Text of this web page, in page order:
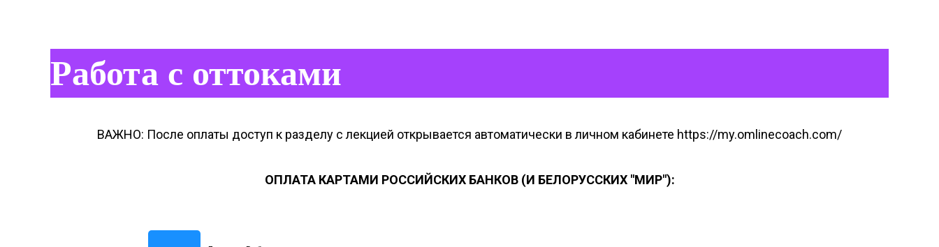
Работа с оттоками
ВАЖНО: После оплаты доступ к разделу с лекцией открывается автоматически в личном кабинете https://my.omlinecoach.com/
ОПЛАТА КАРТАМИ РОССИЙСКИХ БАНКОВ (И БЕЛОРУССКИХ "МИР"):